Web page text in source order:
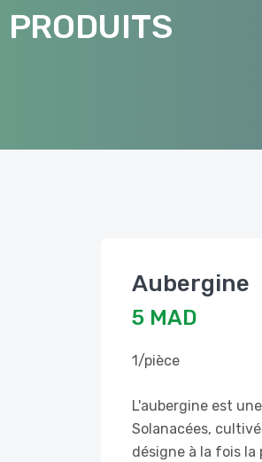
PRODUITS
Aubergine
5 MAD
1/pièce
L'aubergine est
Solanacées,
désigne à la fois